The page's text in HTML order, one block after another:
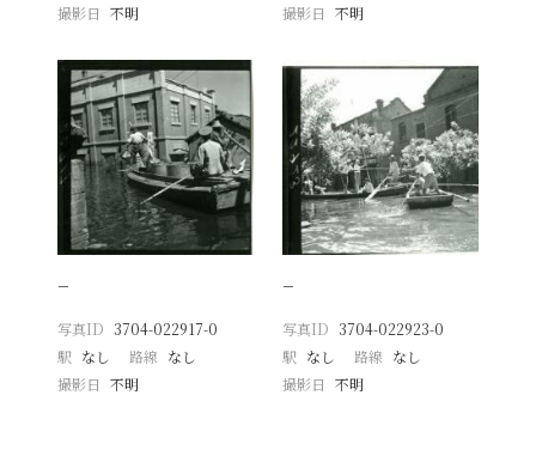
撮影日
不明
撮影日 不明
−
写真ID 3704-022917-0
駅 なし 路線 なし
撮影日
不明
−
写真ID 3704-022923-0
駅 なし 路線 なし
撮影日 不明